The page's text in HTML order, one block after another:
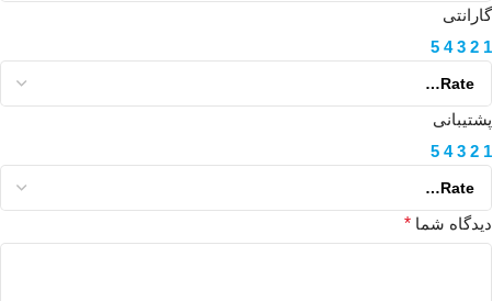
گارانتی
1
2
3
4
5
پشتیبانی
1
2
3
4
5
دیدگاه شما *